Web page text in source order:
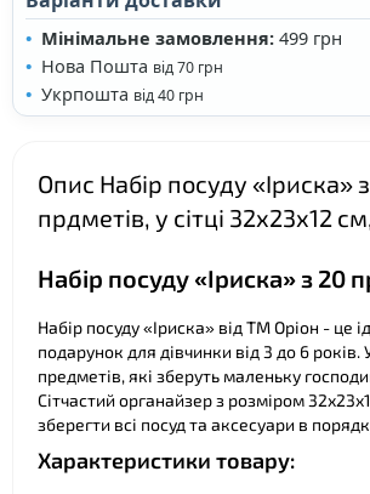
Мінімальне замовлення: 499 грн
Нова Пошта від 70 грн
Укрпошта від 40 грн
Опис Набір посуду «Іриска»
прдметів, у сітці 32х23х12
Набір посуду «Іриска» з 20
Набір посуду «Іриска» від ТМ Оріон - це
подарунок для дівчинки від 3 до 6 років.
предметів, які зберуть маленьку
Сітчастий органайзер з розміром
зберегти всі посуд та аксесуари в
Характеристики товару: